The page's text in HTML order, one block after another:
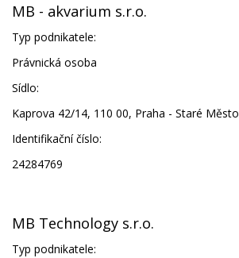
MB - akvarium s.r.o.
Typ podnikatele:
Právnická osoba
Sídlo:
Kaprova 42/14, 110 00, Praha - Staré Město
Identifikační číslo:
24284769
MB Technology s.r.o.
Typ podnikatele: